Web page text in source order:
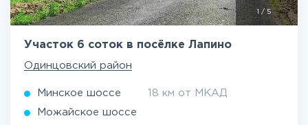
1 / 5
Участок 6 соток в посёлке Лапино
Одинцовский район
Минское шоссе 18 км от МКАД
Можайское шоссе